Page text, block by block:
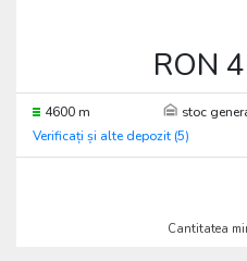
RON
4600 m stoc
Verificați și alte depozit (5)
Cantitatea